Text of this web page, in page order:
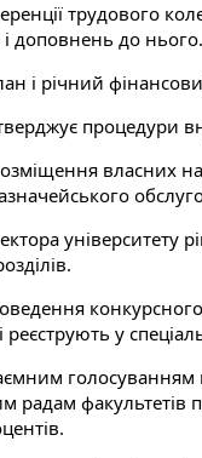
трудового
доповнень до нього.
і річний
процедури
власних
університету
реєструють у
голосуванням
радам